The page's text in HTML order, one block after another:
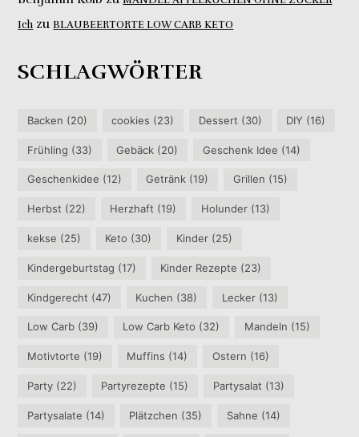
Ich zuBLAUBEERTORTE LOW CARB KETO
SCHLAGWÖRTER
Backen (20) cookies (23) Dessert (30) DIY (16)
Frühling (33) Gebäck (20) Geschenk Idee (14)
Geschenkidee (12) Getränk (19) Grillen (15)
Herbst (22) Herzhaft (19) Holunder(13)
kekse (25) Keto (30) Kinder(25)
Kindergeburtstag (17) Kinder Rezepte (23)
Kindgerecht (47) Kuchen (38) Lecker(13)
Low Carb (39) Low Carb Keto (32) Mandeln (15)
Motivtorte (19) Muffins (14) Ostern (16)
Party (22) Partyrezepte (15) Partysalat (13)
Partysalate (14) Plätzchen (35) Sahne (14)